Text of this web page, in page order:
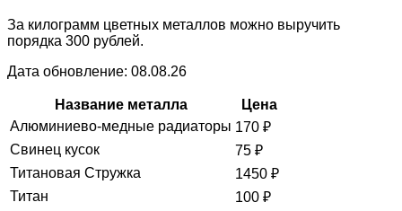
За килограмм цветных металлов можно выручить
порядка 300 рублей.
Дата обновление: 08.08.26
Название металла
Цена
Алюминиево-медные радиаторы 170 ₽
Свинец кусок
75 ₽
Титановая Стружка
1450 ₽
Титан
100 ₽